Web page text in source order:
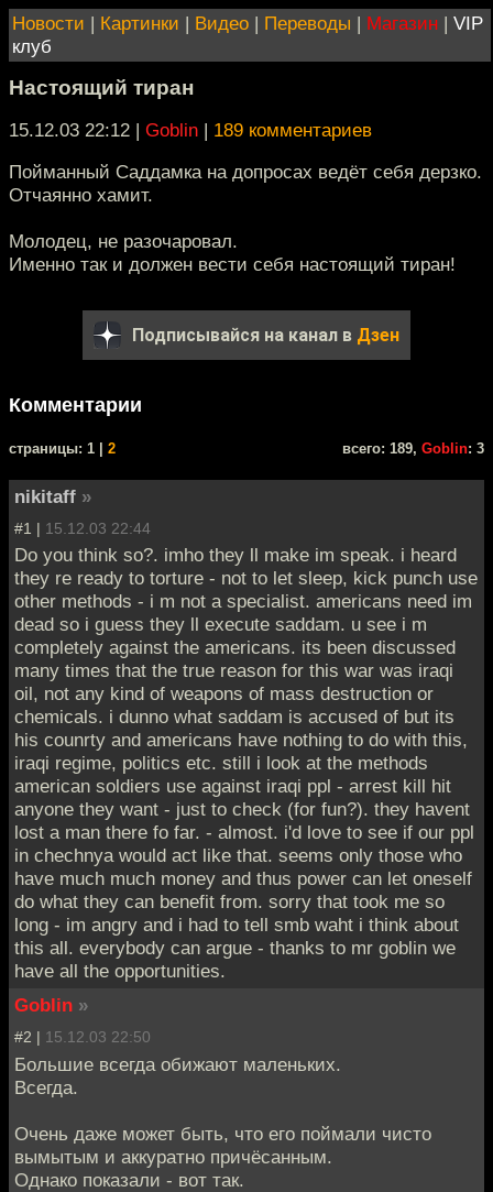
Новости | Картинки | Видео | Переводы | Магазин | VIP
клуб
Настоящий тиран
15.12.03 22:12 | Goblin | 189 комментариев
Пойманный Саддамка на допросах ведёт себя дерзко.
Отчаянно хамит.
Молодец, не разочаровал.
Именно так и должен вести себя настоящий тиран!
Подписывайся на канал в Дзен
Комментарии
cтраницы: 1 | 2 всего: 189, Goblin: 3
nikitaff »
#1 | 15.12.03 22:44
Do you think so?. imho they ll make im speak. i heard
they re ready to torture - not to let sleep, kick punch use
other methods - i m not a specialist. americans need im
dead so i guess they ll execute saddam. u see i m
completely against the americans. its been discussed
many times that the true reason for this war was iraqi
oil, not any kind of weapons of mass destruction or
chemicals. i dunno what saddam is accused of but its
his counrty and americans have nothing to do with this,
iraqi regime, politics etc. still i look at the methods
american soldiers use against iraqi ppl - arrest kill hit
anyone they want - just to check (for fun?). they havent
lost a man there fo far. - almost. i'd love to see if our ppl
in chechnya would act like that. seems only those who
have much much money and thus power can let oneself
do what they can benefit from. sorry that took me so
long - im angry and i had to tell smb waht i think about
this all. everybody can argue - thanks to mr goblin we
have all the opportunities.
Goblin »
#2 | 15.12.03 22:50
Большие всегда обижают маленьких.
Всегда.
Очень даже может быть, что его поймали чисто
вымытым и аккуратно причёсанным.
Однако показали - вот так.